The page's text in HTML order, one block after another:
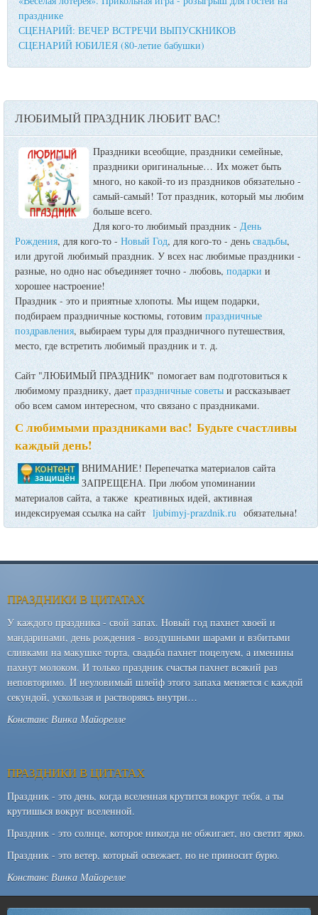
празднике
СЦЕНАРИЙ: ВЕЧЕР ВСТРЕЧИ ВЫПУСКНИКОВ
СЦЕНАРИЙ ЮБИЛЕЯ (80-летие бабушки)
ЛЮБИМЫЙ ПРАЗДНИК ЛЮБИТ ВАС!
Праздники всеобщие, праздники семейные,
праздники оригинальные… Их может быть
много, но какой-то из праздников обязательно -
самый-самый! Тот праздник, который мы любим
больше всего.
Для кого-то любимый праздник - День
Рождения, для кого-то -Новый Год, для кого-то - деньсвадьбы,
или другой любимый праздник. У всех нас любимые праздники -
разные, но одно нас объединяет точно - любовь,подаркии
хорошее настроение!
Праздник - это и приятные хлопоты. Мы ищем подарки,
подбираем праздничные костюмы, готовимпраздничные
поздравления, выбираем туры для праздничного путешествия,
место, где встретить любимый праздник и т. д.
Сайт "ЛЮБИМЫЙ ПРАЗДНИК" помогает вам подготовиться к
любимому празднику, даетпраздничные советы и рассказывает
обо всем самом интересном, что связано с праздниками.
С любимыми праздниками вас! Будьте счастливы
каждый день!
ВНИМАНИЕ! Перепечатка материалов сайта
ЗАПРЕЩЕНА. При любом упоминании
материалов сайта, а также креативных идей, активная
индексируемая ссылка на сайт ljubimyj-prazdnik.ru обязательна!
ПРАЗДНИКИ В ЦИТАТАХ
У каждого праздника - свой запах. Новый год пахнет хвоей и
мандаринами, день рождения - воздушными шарами и взбитыми
сливками на макушке торта, свадьба пахнет поцелуем, а именины
пахнут молоком. И только праздник счастья пахнет всякий раз
неповторимо. И неуловимый шлейф этого запаха меняется с каждой
секундой, ускользая и растворяясь внутри…
Констанс Винка Майорелле
ПРАЗДНИКИ В ЦИТАТАХ
Праздник - это день, когда вселенная крутится вокруг тебя, а ты
крутишься вокруг вселенной.
Праздник - это солнце, которое никогда не обжигает, но светит ярко.
Праздник - это ветер, который освежает, но не приносит бурю.
Констанс Винка Майорелле